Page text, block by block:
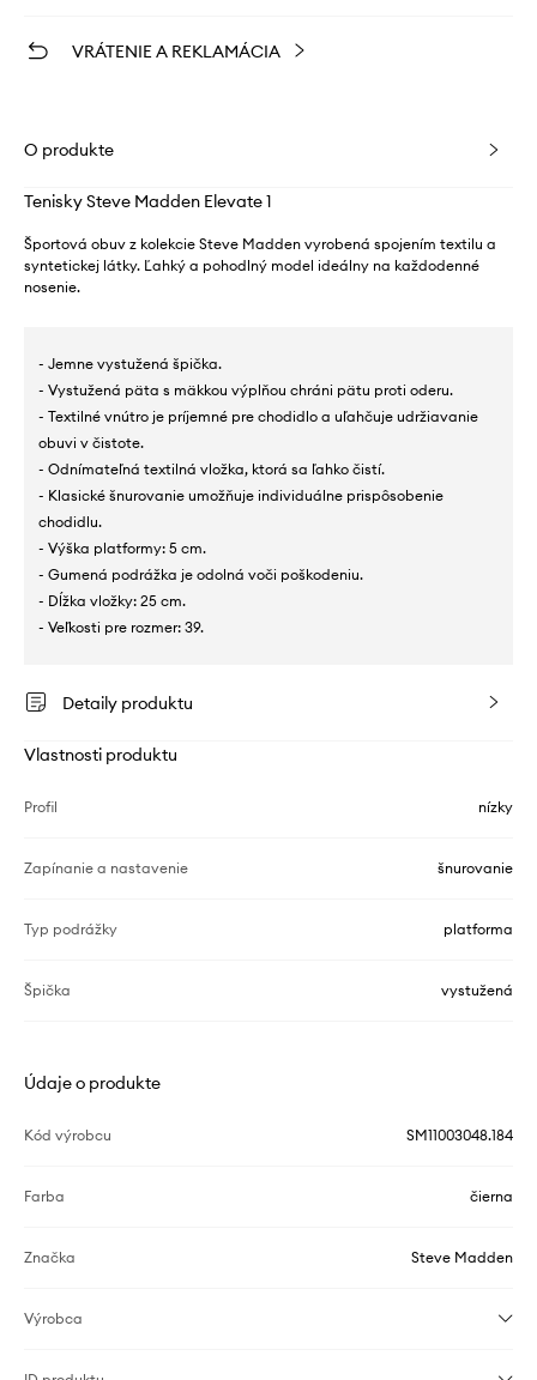
VRÁTENIE A REKLAMÁCIA
O produkte
Tenisky Steve Madden Elevate 1
Športová obuv z kolekcie Steve Madden vyrobená spojením textilu a
syntetickej látky. Ľahký a pohodlný model ideálny na každodenné
nosenie.
- Jemne vystužená špička.
- Vystužená päta s mäkkou výplňou chráni pätu proti oderu.
- Textilné vnútro je príjemné pre chodidlo a uľahčuje udržiavanie
obuvi v čistote.
- Odnímateľná textilná vložka, ktorá sa ľahko čistí.
- Klasické šnurovanie umožňuje individuálne prispôsobenie
chodidlu.
- Výška platformy: 5 cm.
- Gumená podrážka je odolná voči poškodeniu.
- Dĺžka vložky: 25 cm.
- Veľkosti pre rozmer: 39.
Detaily produktu
Vlastnosti produktu
Profil nízky
Zapínanie a nastavenie šnurovanie
Typ podrážky platforma
Špička vystužená
Údaje o produkte
Kód výrobcu SM11003048.184
Farba čierna
Značka Steve Madden
Výrobca